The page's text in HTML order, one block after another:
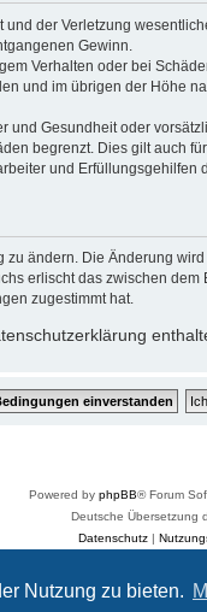
Nutzung zu bieten.
der Verletzung
Gewinn.
Verhalten oder bei
und im übrigen der Höhe
Gesundheit oder
begrenzt. Dies gilt auch
und Erfüllungsgehilfen
ändern. Die Änderung
erlischt das zwischen
zugestimmt hat.
Powered by phpBB® Forum
Deutsche Übersetzung
Datenschutz|
Customized by